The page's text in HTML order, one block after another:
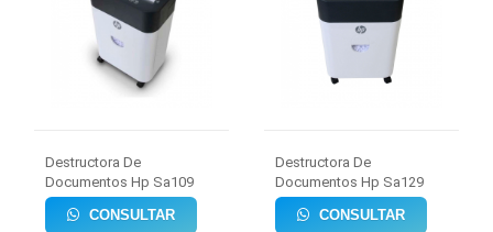
Destructora De
Documentos Hp Sa109
CONSULTAR
Destructora De
Documentos Hp Sa129
CONSULTAR